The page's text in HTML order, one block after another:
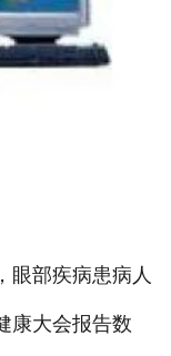
眼部疾病患病人
康大会报告数